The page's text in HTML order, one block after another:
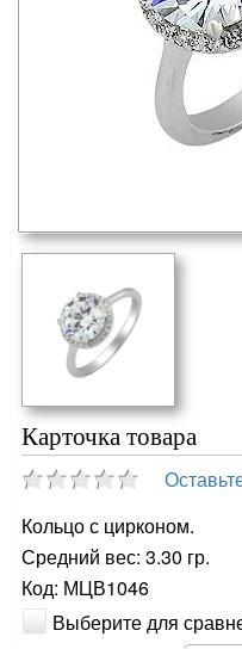
Карточка товара
Кольцо с цирконом.
Средний вес: 3.30 гр.
Код: МЦВ1046
Выберите для